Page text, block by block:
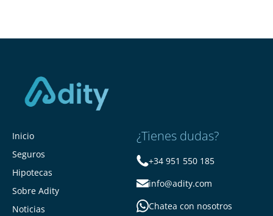
Inicio
Seguros
Hipotecas
Sobre Adity
Noticias
¿Tienes dudas?
+34 951 550 185
info@adity.com
Chatea con nosotros